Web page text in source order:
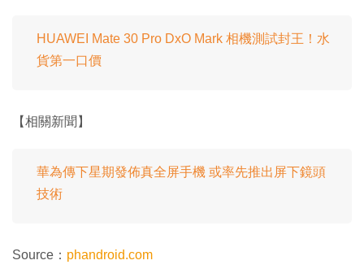
HUAWEI Mate 30 Pro DxO Mark 相機測試封王！水
貨第一口價
【相關新聞】
華為傳下星期發佈真全屏手機 或率先推出屏下鏡頭
技術
Source： phandroid.com